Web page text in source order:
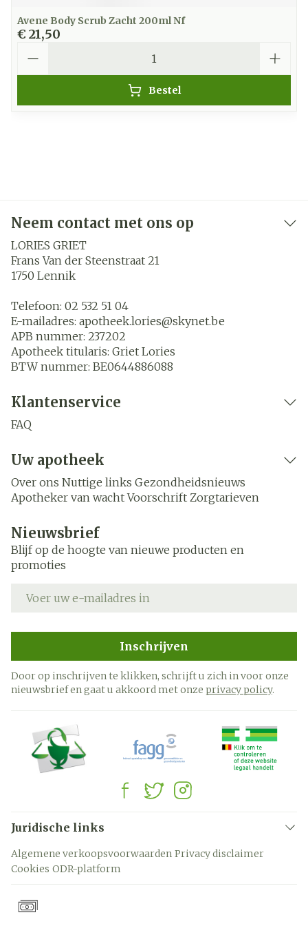
Avene Body Scrub Zacht 200ml Nf
€ 21,50
Bestel
Neem contact met ons op
LORIES GRIET
Frans Van der Steenstraat 21
1750 Lennik
Telefoon: 02 532 51 04
E-mailadres: apotheek.lories@skynet.be
APB nummer: 237202
Apotheek titularis: Griet Lories
BTW nummer: BE0644886088
Klantenservice
FAQ
Uw apotheek
Over ons Nuttige links Gezondheidsnieuws
Apotheker van wacht Voorschrift Zorgtarieven
Nieuwsbrief
Blijf op de hoogte van nieuwe producten en
promoties
Inschrijven
Door op inschrijven te klikken, schrijft u zich in voor onze
nieuwsbrief en gaat u akkoord met onze privacy policy.
Juridische links
Algemene verkoopsvoorwaarden Privacy disclaimer
Cookies ODR-platform